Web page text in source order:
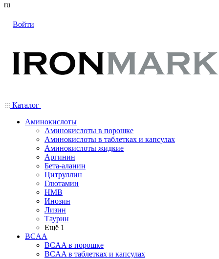
ru
Войти
Каталог
Аминокислоты
Аминокислоты в порошке
Аминокислоты в таблетках и капсулах
Аминокислоты жидкие
Аргинин
Бета-аланин
Цитруллин
Глютамин
HMB
Инозин
Лизин
Таурин
Ещё 1
BCAA
BCAA в порошке
BCAA в таблетках и капсулах